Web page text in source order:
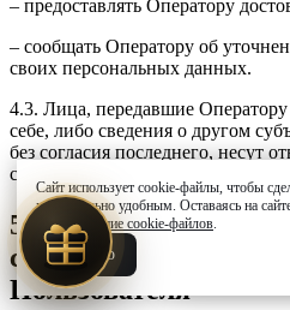
%
– предоставлять Оператору
– сообщать Оператору об
своих персональных данных.
4.3. Лица, передавшие
себе, либо сведения о другом
без согласия последнего, несут
соответствии с
5. Оператор может
следующие
Пользователя
Сайт использует cookie-файлы, чтобы
максимально удобным. Оставаясь на
использование cookie-файлов.
Хорошо